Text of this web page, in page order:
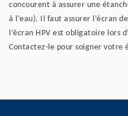
concourent à assurer une
à l’eau). Il faut assurer l’écran
l’écran HPV est obligatoire lors
Contactez-le pour soigner votre